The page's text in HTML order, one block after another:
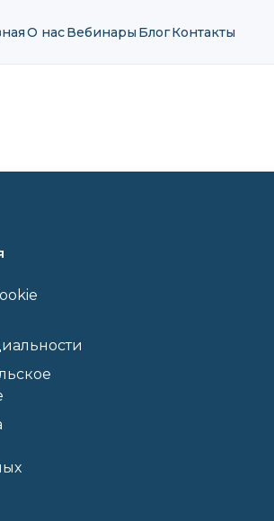
О насВебинары БлогКонтакты